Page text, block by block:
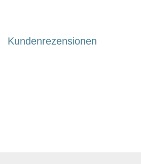
Kundenrezensionen